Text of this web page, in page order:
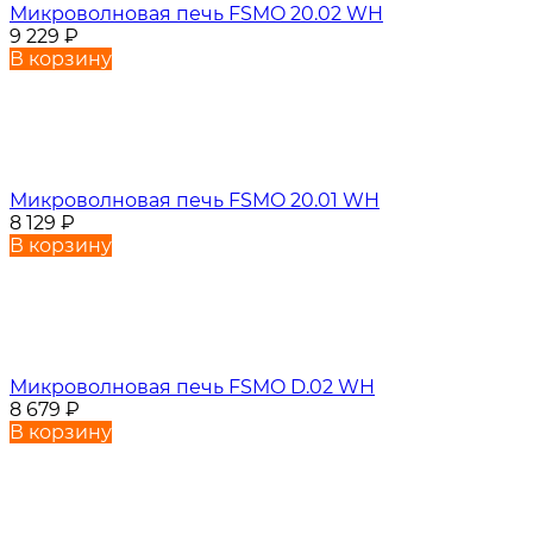
Микроволновая печь FSMO 20.02 WH
9 229 ₽
В корзину
Микроволновая печь FSMO 20.01 WH
8 129 ₽
В корзину
Микроволновая печь FSMO D.02 WH
8 679 ₽
В корзину